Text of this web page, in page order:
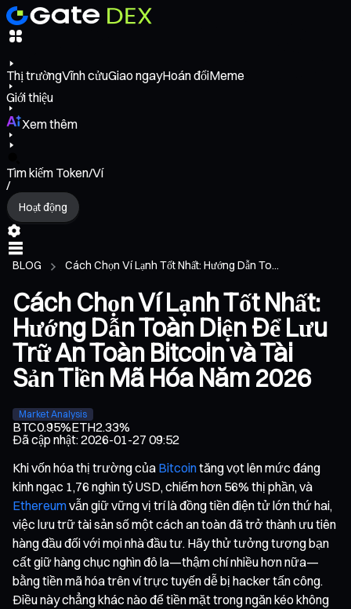
Thị trườngVĩnh cửuGiao ngayHoán đổiMeme
Giới thiệu
Xem thêm
Tìm kiếm Token/Ví
/
Hoạt động
BLOG Cách Chọn Ví Lạnh Tốt Nhất: Hướng Dẫn To...
Cách Chọn Ví Lạnh Tốt Nhất:
Hướng Dẫn Toàn Diện Để Lưu
Trữ An Toàn Bitcoin và Tài
Sản Tiền Mã Hóa Năm 2026
Market Analysis
BTC0.95%ETH2.33%
Đã cập nhật:2026-01-27 09:52
Khi vốn hóa thị trường của Bitcointăng vọt lên mức đáng
kinh ngạc 1,76 nghìn tỷ USD, chiếm hơn 56% thị phần, và
Ethereumvẫn giữ vững vị trí là đồng tiền điện tử lớn thứ hai,
việc lưu trữ tài sản số một cách an toàn đã trở thành ưu tiên
hàng đầu đối với mọi nhà đầu tư. Hãy thử tưởng tượng bạn
cất giữ hàng chục nghìn đô la—thậm chí nhiều hơn nữa—
bằng tiền mã hóa trên ví trực tuyến dễ bị hacker tấn công.
Điều này chẳng khác nào để tiền mặt trong ngăn kéo không